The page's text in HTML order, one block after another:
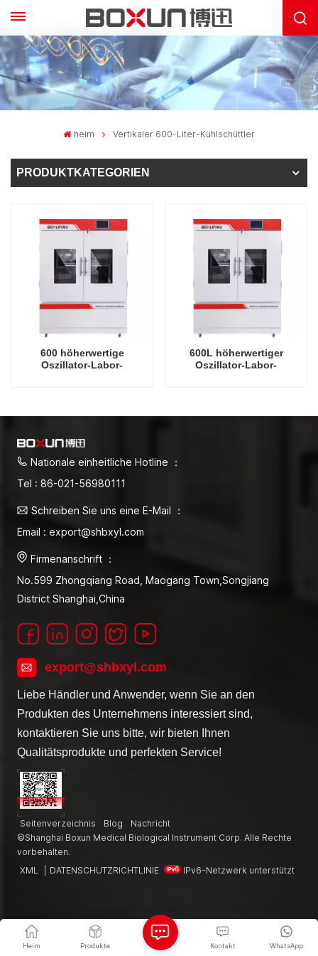
heim Vertikaler 600-Liter-Kühlschüttler
PRODUKTKATEGORIEN
600 höherwertige
Oszillator-Labor-
600L höherwertiger
Oszillator-Labor-
Nationale einheitliche Hotline ：
Tel : 86-021-56980111
Schreiben Sie uns eine E-Mail ：
Email : export@shbxyl.com
Firmenanschrift ：
No.599 Zhongqiang Road, Maogang Town,Songjiang
District Shanghai,China
export@shbxyl.com
Liebe Händler und Anwender, wenn Sie an den
Produkten des Unternehmens interessiert sind,
kontaktieren Sie uns bitte, wir bieten Ihnen
Qualitätsprodukte und perfekten Service!
Seitenverzeichnis Blog
Nachricht
©Shanghai Boxun Medical Biological Instrument Corp. Alle Rechte
vorbehalten.
XML
DATENSCHUTZRICHTLINIE IPv6-Netzwerk unterstützt
Heim Produkte WhatsApp
Kontakt